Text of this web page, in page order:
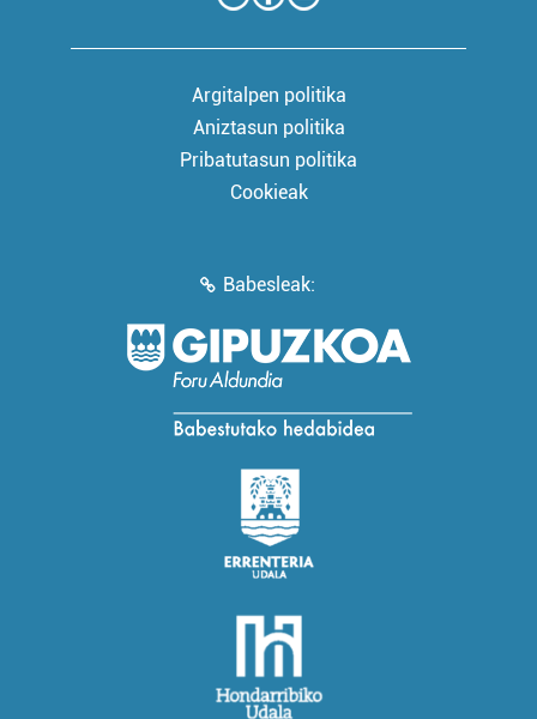
Argitalpen politika
Aniztasun politika
Pribatutasun politika
Cookieak
Babesleak: